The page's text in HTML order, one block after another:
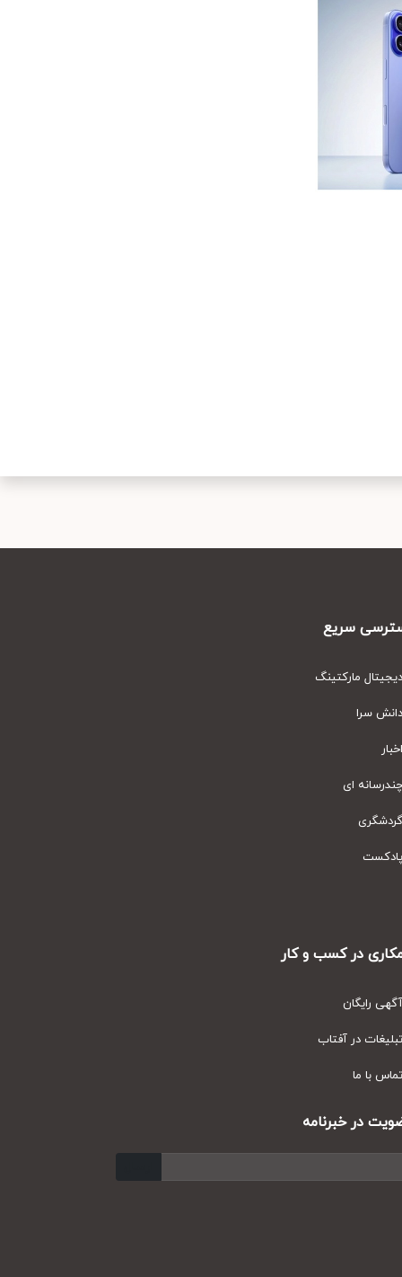
سریع
مارکتینگ
سرا
ای
در کسب و کار
رایگان
در آفتاب
با ما
در خبرنامه